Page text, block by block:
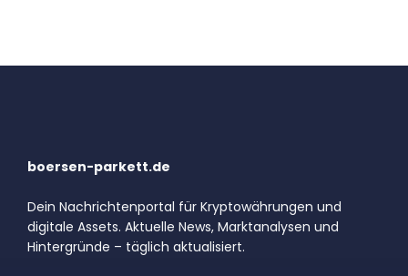
boersen-parkett.de
Dein Nachrichtenportal für Kryptowährungen und
digitale Assets. Aktuelle News, Marktanalysen und
Hintergründe – täglich aktualisiert.